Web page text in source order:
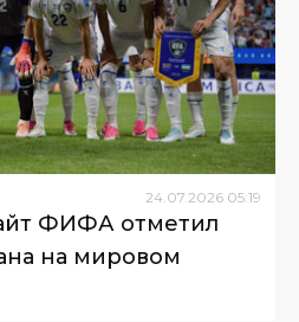
24 07 2026 05:19
ФИФА отметил
на мировом